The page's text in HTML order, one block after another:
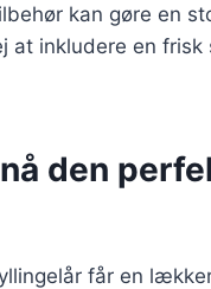
kan gøre en
at inkludere en
den
får en